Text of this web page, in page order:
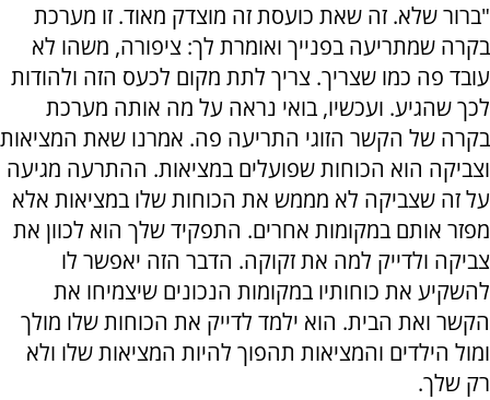
"ברור שלא. זה שאת כועסת זה מוצדק מאוד. זו מערכת
בקרה שמתריעה בפנייך ואומרת לך: ציפורה, משהו לא
עובד פה כמו שצריך. צריך לתת מקום לכעס הזה ולהודות
לכך שהגיע. ועכשיו, בואי נראה על מה אותה מערכת
בקרה של הקשר הזוגי התריעה פה. אמרנו שאת המציאות
וצביקה הוא הכוחות שפועלים במציאות. ההתרעה מגיעה
על זה שצביקה לא מממש את הכוחות שלו במציאות אלא
מפזר אותם במקומות אחרים. התפקיד שלך הוא לכוון את
צביקה ולדייק למה את זקוקה. הדבר הזה יאפשר לו
להשקיע את כוחותיו במקומות הנכונים שיצמיחו את
הקשר ואת הבית. הוא ילמד לדייק את הכוחות שלו מולך
ומול הילדים והמציאות תהפוך להיות המציאות שלו ולא
רק שלך.